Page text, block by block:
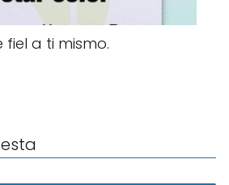
fiel a ti mismo.